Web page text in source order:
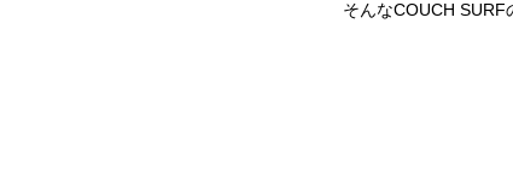
そんなCOUCH SURF